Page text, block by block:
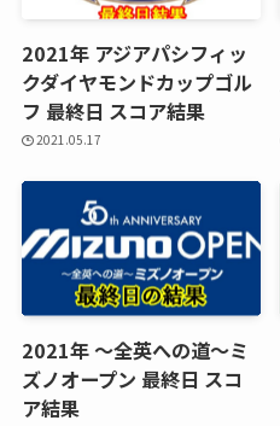
2021年 アジアパシフィッ
クダイヤモンドカップゴル
フ 最終日 スコア結果
2021.05.17
2021年 ～全英への道～ミ
ズノオープン 最終日 スコ
ア結果